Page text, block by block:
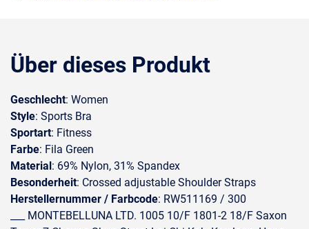
Über dieses Produkt
Geschlecht: Women
Style: Sports Bra
Sportart: Fitness
Farbe: Fila Green
Material: 69% Nylon, 31% Spandex
Besonderheit: Crossed adjustable Shoulder Straps
Herstellernummer / Farbcode: RW511169 / 300
___ MONTEBELLUNA LTD. 1005 10/F 1801-2 18/F Saxon